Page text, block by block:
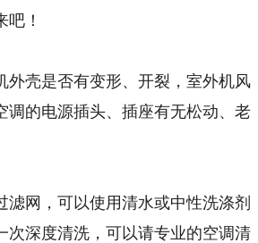
！
壳是否有变形、开裂，室外机风
调的电源插头、插座有无松动、老
网，可以使用清水或中性洗涤剂
次深度清洗，可以请专业的空调清